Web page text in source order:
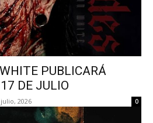
PUBLICARÁ
DE JULIO
julio, 2026 0